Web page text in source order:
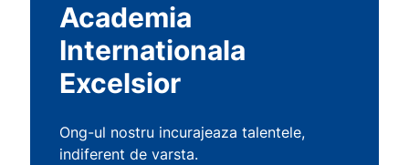
Academia
Internationala
Excelsior
Ong-ul nostru incurajeaza talentele,
indiferent de varsta.